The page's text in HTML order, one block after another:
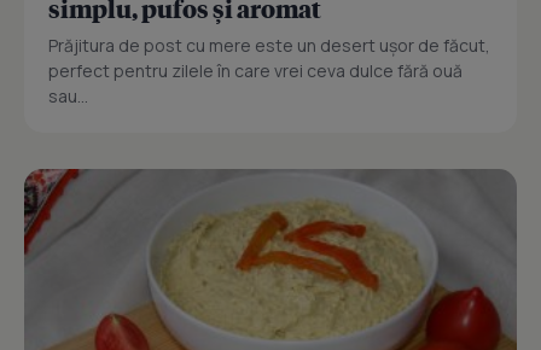
simplu, pufos și aromat
Prăjitura de post cu mere este un desert ușor de făcut,
perfect pentru zilele în care vrei ceva dulce fără ouă
sau...